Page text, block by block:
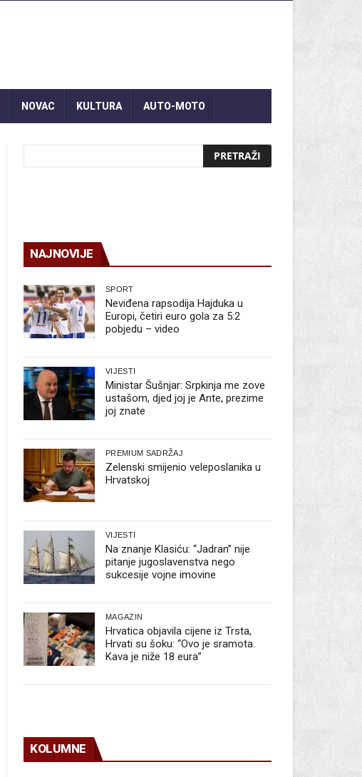
NOVAC KULTURA AUTO-MOTO
NAJNOVIJE
SPORT
Neviđena rapsodija Hajduka u
Europi, četiri euro gola za 5:2
pobjedu – video
VIJESTI
Ministar Šušnjar: Srpkinja me zove
ustašom, djed joj je Ante, prezime
joj znate
PREMIUM SADRŽAJ
Zelenski smijenio veleposlanika u
Hrvatskoj
VIJESTI
Na znanje Klasiću: “Jadran” nije
pitanje jugoslavenstva nego
sukcesije vojne imovine
MAGAZIN
Hrvatica objavila cijene iz Trsta,
Hrvati su šoku: “Ovo je sramota.
Kava je niže 18 eura”
KOLUMNE